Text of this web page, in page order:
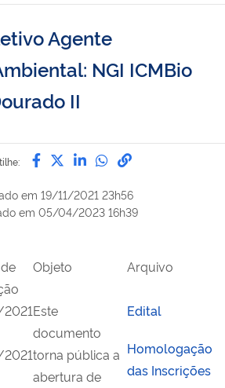
Agente
NGI ICMBio
II
Compartilhe por Facebook
Compartilhe por Twitter
Compartilhe por
Compartilhe
link para
em 19/11/2021 23h56
em 05/04/2023 16h39
Objeto Arquivo
Este
documento
torna pública a
abertura de
Edital
Homologação
das Inscrições